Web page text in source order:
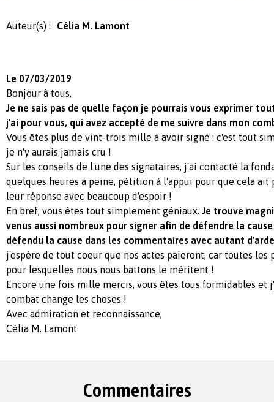
Auteur(s) : Célia M. Lamont
Le 07/03/2019
Bonjour à tous,
Je ne sais pas de quelle façon je pourrais vous exprimer
j'ai pour vous, qui avez accepté de me suivre dans mon
Vous êtes plus de vint-trois mille à avoir signé : c'est tout
je n'y aurais jamais cru !
Sur les conseils de l'une des signataires, j'ai contacté la
quelques heures à peine, pétition à l'appui pour que cela ait
leur réponse avec beaucoup d'espoir !
En bref, vous êtes tout simplement géniaux. Je trouve
venus aussi nombreux pour signer afin de défendre la
défendu la cause dans les commentaires avec autant
j'espère de tout coeur que nos actes paieront, car toutes les
pour lesquelles nous nous battons le méritent !
Encore une fois mille mercis, vous êtes tous formidables et
combat change les choses !
Avec admiration et reconnaissance,
Célia M. Lamont
Commentaires